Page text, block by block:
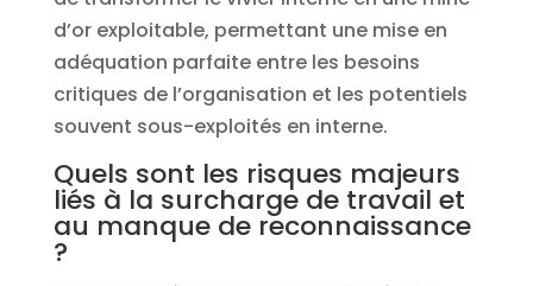
d’or exploitable, permettant une mise en
adéquation parfaite entre les besoins
critiques de l’organisation et les potentiels
souvent sous-exploités en interne.
Quels sont les risques majeurs
liés à la surcharge de travail et
au manque de reconnaissance
?